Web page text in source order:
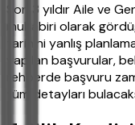
Son 3 yıldır Aile ve
muhabiri olarak
tarihini yanlış
yapılan başvurular,
rehberde başvuru
tüm detayları